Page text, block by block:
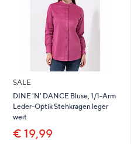
SALE
DINE 'N' DANCE Bluse, 1/1-Arm
Leder-Optik Stehkragen leger
weit
€ 19,99